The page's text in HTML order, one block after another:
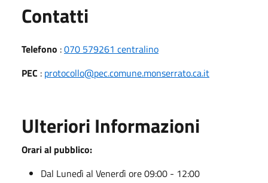
Contatti
Telefono :070 579261 centralino
PEC : protocollo@pec.comune.monserrato.ca.it
Ulteriori Informazioni
Orari al pubblico:
Dal Lunedì al Venerdì ore 09:00 - 12:00